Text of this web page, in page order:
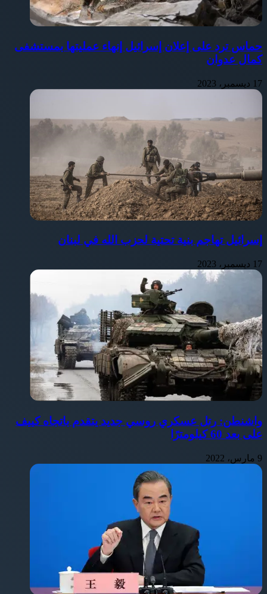
حماس ترد على إعلان إسرائيل إنهاء عمليتها بمستشفى
كمال عدوان
17 ديسمبر، 2023
إسرائيل تهاجم بنية تحتية لحزب الله في لبنان
17 ديسمبر، 2023
واشنطن: رتل عسكري روسي جديد يتقدم باتجاه كييف
على بعد 60 كيلومترًا
9 مارس، 2022